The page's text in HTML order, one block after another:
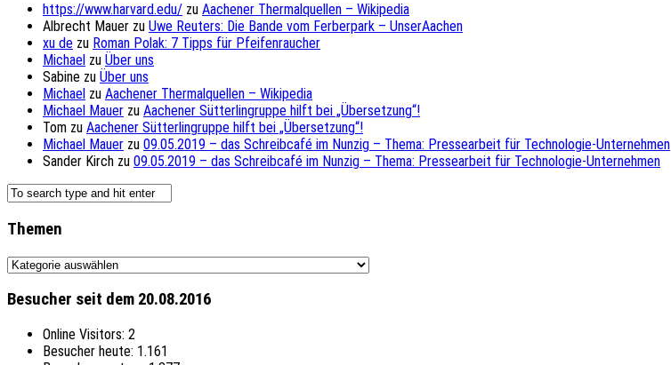
https://www.harvard.edu/ zu Aachener Thermalquellen – Wikipedia
Albrecht Mauer zu Uwe Reuters: Die Bande vom Ferberpark – UnserAachen
xu de zu Roman Polak: 7 Tipps für Pfeifenraucher
Michael zu Über uns
Sabine zu Über uns
Michael zu Aachener Thermalquellen – Wikipedia
Michael Mauer zu Aachener Sütterlingruppe hilft bei „Übersetzung“!
Tom zu Aachener Sütterlingruppe hilft bei „Übersetzung“!
Michael Mauer zu 09.05.2019 – das Schreibcafé im Nunzig – Thema: Pressearbeit für Technologie-Unternehmen
Sander Kirch zu 09.05.2019 – das Schreibcafé im Nunzig – Thema: Pressearbeit für Technologie-Unternehmen
Themen
Themen
Besucher seit dem 20.08.2016
Online Visitors: 2
Besucher heute: 1.161